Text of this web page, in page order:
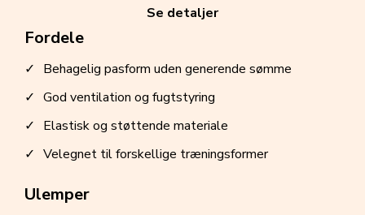
Fordele
Behagelig pasform uden generende sømme
God ventilation og fugtstyring
Elastisk og støttende materiale
Velegnet til forskellige træningsformer
Ulemper
Se detaljer